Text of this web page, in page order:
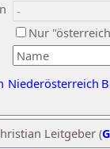
Nur
Niederösterreich
Leitgeber (